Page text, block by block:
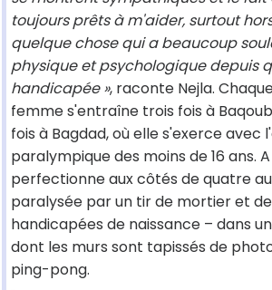
toujours prêts à m'aider, surtout
quelque chose qui a beaucoup
physique et psychologique depuis
handicapée », raconte Nejla.
femme s'entraîne trois fois à
fois à Bagdad, où elle s'exerce avec
paralympique des moins de 16 ans.
perfectionne aux côtés de quatre
paralysée par un tir de mortier et
handicapées de naissance – dans
dont les murs sont tapissés de
ping-pong.